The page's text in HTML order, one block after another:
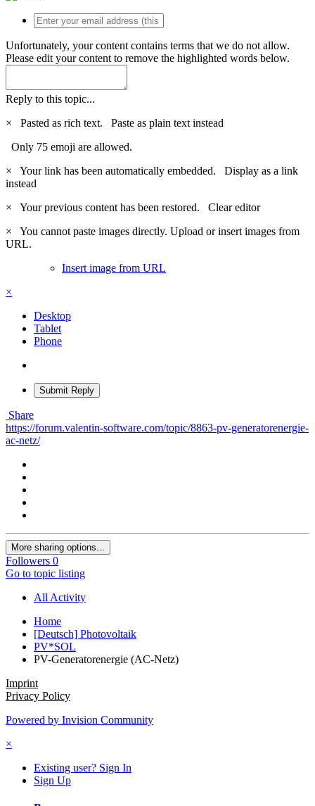
Unfortunately, your content contains terms that we do not allow.
Please edit your content to remove the highlighted words below.
Reply to this topic...
×
Pasted as rich text. Paste as plain text instead
Only 75 emoji are allowed.
×
Your link has been automatically embedded. Display as a link
instead
×
Your previous content has been restored. Clear editor
×
You cannot paste images directly. Upload or insert images from
URL.
Insert image from URL
×
Desktop
Tablet
Phone
Submit Reply
Share
https://forum.valentin-software.com/topic/8863-pv-generatorenergie-
ac-netz/
More sharing options...
Followers 0
Go to topic listing
All Activity
Home
[Deutsch] Photovoltaik
PV*SOL
PV-Generatorenergie (AC-Netz)
Imprint
Privacy Policy
Powered by Invision Community
×
Existing user? Sign In
Sign Up